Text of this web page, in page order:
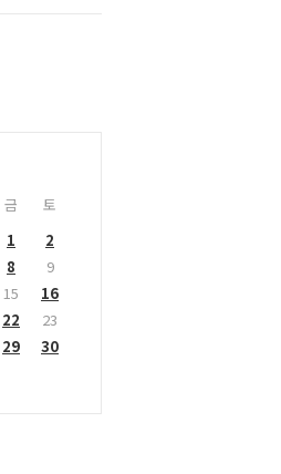
금
토
1
2
8
9
15
16
22
23
29
30